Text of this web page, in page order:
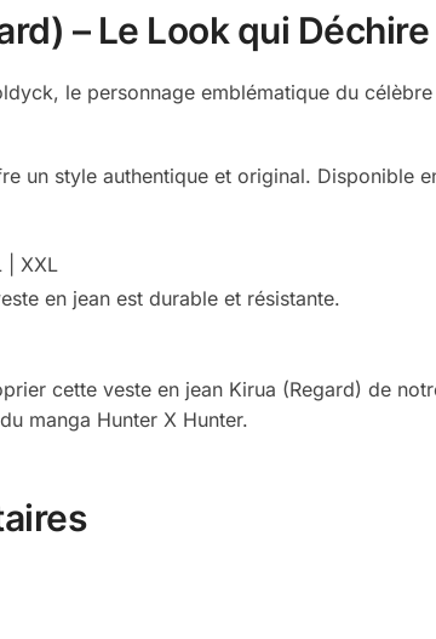
– Le Look qui Déchire
le personnage emblématique du
un style authentique et original. Disponible
| XXL
en jean est durable et résistante.
cette veste en jean Kirua (Regard) de
manga Hunter X Hunter.